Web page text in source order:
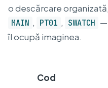
o descărcare
MAIN , PT01 , SWATCH —
îl ocupă imaginea.
Cod